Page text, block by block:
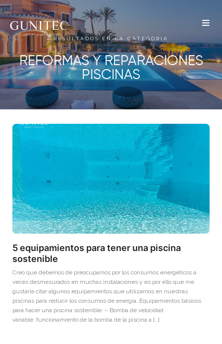
The
Airbnb
Blog –
Belong
Anywhere
RESULTADOS EN LA CATEGORIA
REFORMAS Y REPARACIONES
PISCINAS
5 equipamientos para tener una piscina
sostenible
Creo que debemos de preocuparnos por los consumos energéticos a
veces desmesurados en muchas instalaciones y es por ello que me
gustaría citar algunos equipamientos que utilizamos en nuestras
piscinas para reducir los consumos de energía. Equipamientos básicos
para hacer una piscina sostenible: – Bomba de velocidad
variable: funcionamiento de la bomba de la piscina a […]